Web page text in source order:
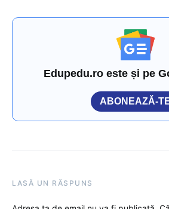
Edupedu.ro este și pe
ABONEAZĂ-
LASĂ UN RĂSPUNS